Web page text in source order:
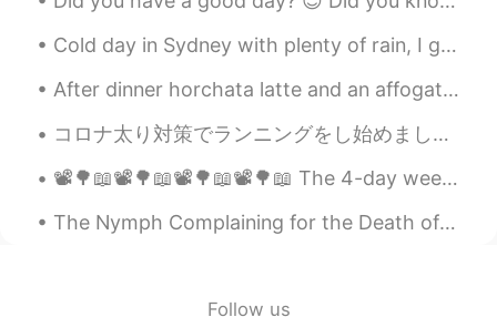
Cold day in Sydney with plenty of rain, I got a bit upset today and cried... 🌧️🌫️ Uh 😅 Why do I k...
After dinner horchata latte and an affogato to go from The Foxy Loxy cafe in mid-town historic do...
コロナ太り対策でランニングをし始めました。ジムも臨時休業だったし、人と関わらない方がいいと思って一人で出来ることにしました。その結果、3ヶ月経って気づかないうちになんと体重が8キロ減。見た目はそ...
📽🌳📖📽🌳📖📽🌳📖📽🌳📖 The 4-day weekend is over 😥 4連休終わった〜 Did you enjoy the long weekend? 何をしましたか？ Sept...
The Nymph Complaining for the Death of her Fawn by Andrew Marvell. Part 4 of 7. With sweetest m...
Follow us